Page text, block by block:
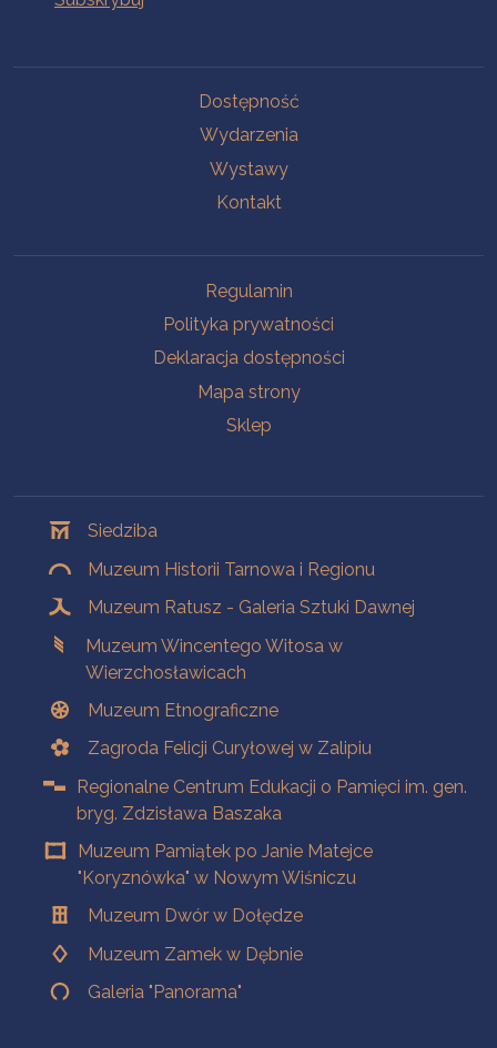
Dostępność
Wydarzenia
Wystawy
Kontakt
Regulamin
Polityka prywatności
Deklaracja dostępności
Mapa strony
Sklep
Siedziba
Muzeum Historii Tarnowa i Regionu
Muzeum Ratusz - Galeria Sztuki Dawnej
Muzeum Wincentego Witosa w
Wierzchosławicach
Muzeum Etnograficzne
Zagroda Felicji Curyłowej w Zalipiu
Regionalne Centrum Edukacji o Pamięci im. gen.
bryg. Zdzisława Baszaka
Muzeum Pamiątek po Janie Matejce
"Koryznówka" w Nowym Wiśniczu
Muzeum Dwór w Dołędze
Muzeum Zamek w Dębnie
Galeria "Panorama"